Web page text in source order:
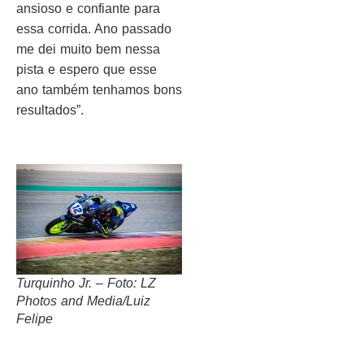
ansioso e confiante para
essa corrida. Ano passado
me dei muito bem nessa
pista e espero que esse
ano também tenhamos bons
resultados”.
Turquinho Jr. – Foto: LZ
Photos and Media/Luiz
Felipe